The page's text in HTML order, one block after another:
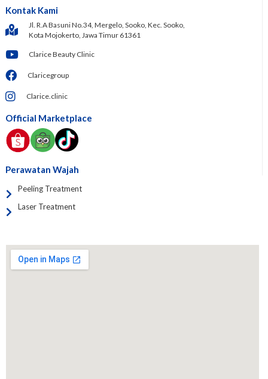
Kontak Kami
Jl. R.A Basuni No.34, Mergelo, Sooko, Kec. Sooko,
Kota Mojokerto, Jawa Timur 61361
Clarice Beauty Clinic
Claricegroup
Clarice.clinic
Official Marketplace
Perawatan Wajah
Peeling Treatment
Laser Treatment